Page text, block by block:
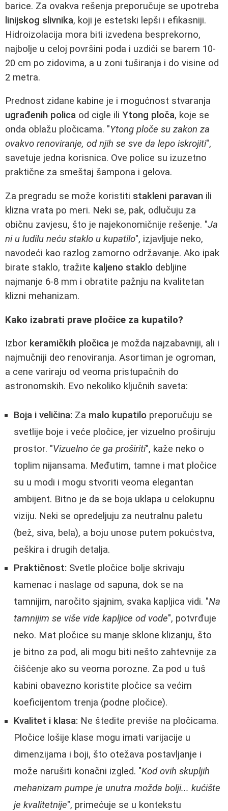
barice. Za ovakva rešenja preporučuje se upotreba
linijskog slivnika, koji je estetski lepši i efikasniji.
Hidroizolacija mora biti izvedena besprekorno,
najbolje u celoj površini poda i uzdići se barem 10-
20 cm po zidovima, a u zoni tuširanja i do visine od
2 metra.
Prednost zidane kabine je i mogućnost stvaranja
ugrađenih polica od cigle ili Ytong ploča, koje se
onda oblažu pločicama. "Ytong ploče su zakon za
ovakvo renoviranje, od njih se sve da lepo iskrojiti",
savetuje jedna korisnica. Ove police su izuzetno
praktične za smeštaj šampona i gelova.
Za pregradu se može koristiti stakleni paravan ili
klizna vrata po meri. Neki se, pak, odlučuju za
običnu zavjesu, što je najekonomičnije rešenje. "Ja
ni u ludilu neću staklo u kupatilo", izjavljuje neko,
navodeći kao razlog zamorno održavanje. Ako ipak
birate staklo, tražite kaljeno staklo debljine
najmanje 6-8 mm i obratite pažnju na kvalitetan
klizni mehanizam.
Kako izabrati prave pločice za kupatilo?
Izbor keramičkih pločica je možda najzabavniji, ali i
najmučniji deo renoviranja. Asortiman je ogroman,
a cene variraju od veoma pristupačnih do
astronomskih. Evo nekoliko ključnih saveta:
Boja i veličina: Za malo kupatilo preporučuju se
svetlije boje i veće pločice, jer vizuelno proširuju
prostor. "Vizuelno će ga proširiti", kaže neko o
toplim nijansama. Međutim, tamne i mat pločice
su u modi i mogu stvoriti veoma elegantan
ambijent. Bitno je da se boja uklapa u celokupnu
viziju. Neki se opredeljuju za neutralnu paletu
(bež, siva, bela), a boju unose putem pokućstva,
peškira i drugih detalja.
Praktičnost: Svetle pločice bolje skrivaju
kamenac i naslage od sapuna, dok se na
tamnijim, naročito sjajnim, svaka kapljica vidi. "Na
tamnijim se više vide kapljice od vode", potvrđuje
neko. Mat pločice su manje sklone klizanju, što
je bitno za pod, ali mogu biti nešto zahtevnije za
čišćenje ako su veoma porozne. Za pod u tuš
kabini obavezno koristite pločice sa većim
koeficijentom trenja (podne pločice).
Kvalitet i klasa: Ne štedite previše na pločicama.
Pločice lošije klase mogu imati varijacije u
dimenzijama i boji, što otežava postavljanje i
može narušiti konačni izgled. "Kod ovih skupljih
mehanizam pumpe je unutra možda bolji... kućište
je kvalitetnije", primećuje se u kontekstu